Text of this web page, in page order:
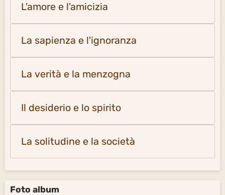
L'amore e l'amicizia
La sapienza e l'ignoranza
La verità e la menzogna
Il desiderio e lo spirito
La solitudine e la società
Foto album